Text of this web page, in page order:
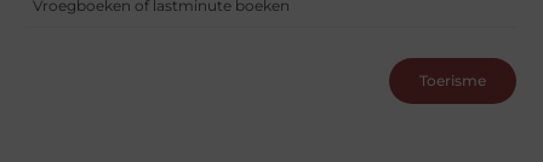
Vroegboeken of lastminute boeken
Toerisme